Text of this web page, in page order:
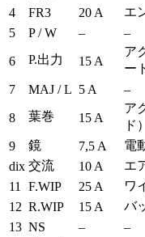
4
FR3 20 A
エ
5
P / W – –
6 P.出力 15 A
ア
ー
7
MAJ / L 5 A –
8 葉巻 15 A
ア
ド）
9
鏡 7,5 A
電
dix 交流 10 A
エ
11
F.WIP 25 A
ワ
12 R.WIP 15 A
バ
13 NS – –